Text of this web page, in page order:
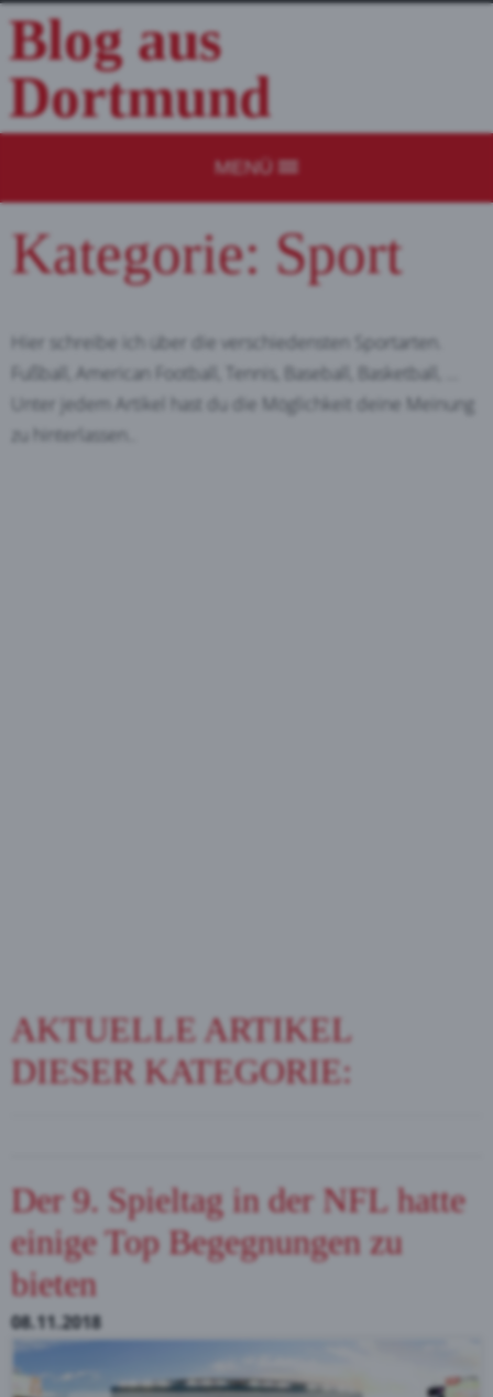
Blog aus
Dortmund
MENÜ
Kategorie: Sport
Hier schreibe ich über die verschiedensten Sportarten.
Fußball, American Football, Tennis, Baseball, Basketball, ...
Unter jedem Artikel hast du die Möglichkeit deine Meinung
zu hinterlassen..
AKTUELLE ARTIKEL
DIESER KATEGORIE:
Der 9. Spieltag in der NFL hatte
einige Top Begegnungen zu
bieten
08.11.2018